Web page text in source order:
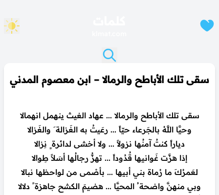
سقى تلك الأباطح والرمالا – ابن معصوم المدني
سقى تلك الأباطح والرمالا ... عهاد الغيث ينهمل انهمالا
وحيَّا اللَّهُ بالجَرعاء حيّاً ... رعَيتُ به الغَزالة َ والغَزالا
دياراً كنتُ آمنُها نزولاً ... ولا أخشى لدائرة ٍ نِزالا
إذا هزَّت غَوانيها قُدُوداً ... تهزُّ رجالُها أسَلاً طِوالا
لعَمرُكَ ما رُماة بني أبيها ... بأصْمى من لواحظها نبالا
وبي منهنَّ واضحة ُ المحيَّا ... هضيمَ الكشح جاهزة ً دلالا